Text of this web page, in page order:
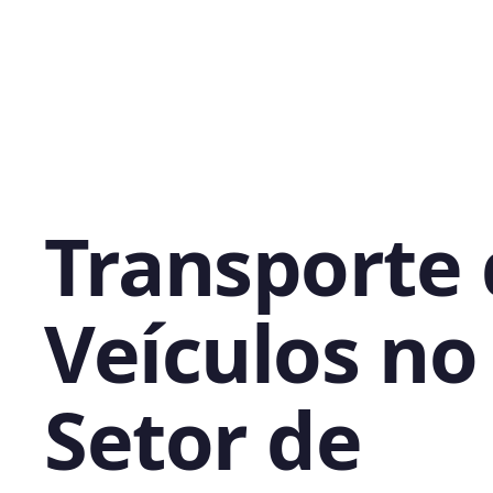
Transporte
Veículos no
Setor de